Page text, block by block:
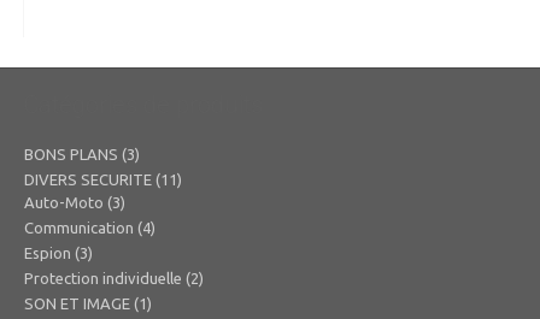
BONS PLANS (3)
DIVERS SECURITE (11)
Auto-Moto (3)
Communication (4)
Espion (3)
Protection individuelle (2)
SON ET IMAGE (1)